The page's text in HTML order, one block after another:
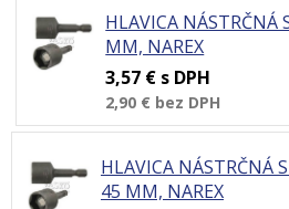
HLAVICA NÁSTRČNÁ
MM, NAREX
3,57 € s DPH
2,90 € bez DPH
HLAVICA NÁSTRČNÁ
45 MM, NAREX